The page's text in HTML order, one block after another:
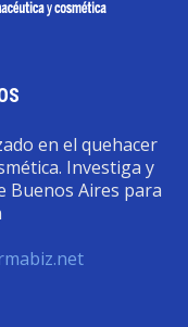
en el quehacer
Investiga y
Buenos Aires para